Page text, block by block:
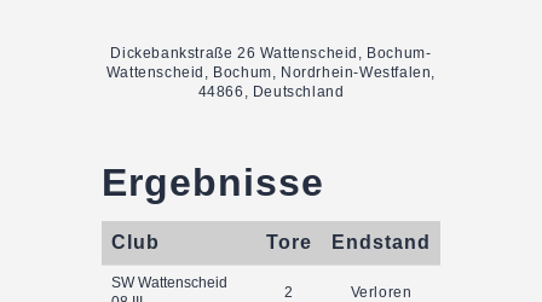
Dickebankstraße 26 Wattenscheid, Bochum-
Wattenscheid, Bochum, Nordrhein-Westfalen,
44866, Deutschland
Ergebnisse
Club Tore Endstand
SW Wattenscheid
2 Verloren